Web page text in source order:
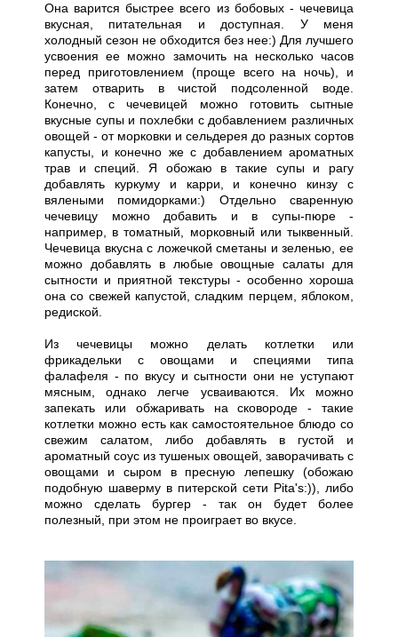
Она варится быстрее всего из бобовых - чечевица
вкусная, питательная и доступная. У меня
холодный сезон не обходится без нее:) Для лучшего
усвоения ее можно замочить на несколько часов
перед приготовлением (проще всего на ночь), и
затем отварить в чистой подсоленной воде.
Конечно, с чечевицей можно готовить сытные
вкусные супы и похлебки с добавлением различных
овощей - от морковки и сельдерея до разных сортов
капусты, и конечно же с добавлением ароматных
трав и специй. Я обожаю в такие супы и рагу
добавлять куркуму и карри, и конечно кинзу с
вялеными помидорками:) Отдельно сваренную
чечевицу можно добавить и в супы-пюре -
например, в томатный, морковный или тыквенный.
Чечевица вкусна с ложечкой сметаны и зеленью, ее
можно добавлять в любые овощные салаты для
сытности и приятной текстуры - особенно хороша
она со свежей капустой, сладким перцем, яблоком,
редиской.
Из чечевицы можно делать котлетки или
фрикадельки с овощами и специями типа
фалафеля - по вкусу и сытности они не уступают
мясным, однако легче усваиваются. Их можно
запекать или обжаривать на сковороде - такие
котлетки можно есть как самостоятельное блюдо со
свежим салатом, либо добавлять в густой и
ароматный соус из тушеных овощей, заворачивать с
овощами и сыром в пресную лепешку (обожаю
подобную шаверму в питерской сети Pita's:)), либо
можно сделать бургер - так он будет более
полезный, при этом не проиграет во вкусе.